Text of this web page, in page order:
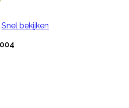
Snel bekijken